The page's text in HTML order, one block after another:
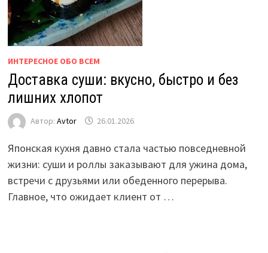
ИНТЕРЕСНОЕ ОБО ВСЕМ
Доставка суши: вкусно, быстро и без
лишних хлопот
Автор: Avtor 26.01.2026
Японская кухня давно стала частью повседневной
жизни: суши и роллы заказывают для ужина дома,
встречи с друзьями или обеденного перерыва.
Главное, что ожидает клиент от …